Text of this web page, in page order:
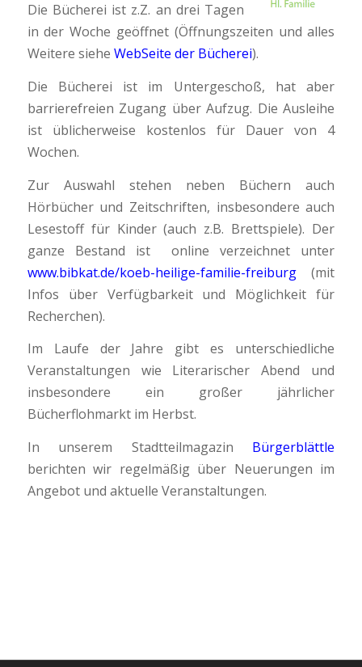
Die Bücherei ist z.Z. an drei Tagen
in der Woche geöffnet (Öffnungszeiten und alles
Weitere siehe WebSeite der Bücherei).
Die Bücherei ist im Untergeschoß, hat aber
barrierefreien Zugang über Aufzug. Die Ausleihe
ist üblicherweise kostenlos für Dauer von 4
Wochen.
Zur Auswahl stehen neben Büchern auch
Hörbücher und Zeitschriften, insbesondere auch
Lesestoff für Kinder (auch z.B. Brettspiele). Der
ganze Bestand ist online verzeichnet unter
www.bibkat.de/koeb-heilige-familie-freiburg(mit
Infos über Verfügbarkeit und Möglichkeit für
Recherchen).
Im Laufe der Jahre gibt es unterschiedliche
Veranstaltungen wie Literarischer Abend und
insbesondere ein großer jährlicher
Bücherflohmarkt im Herbst.
In unserem Stadtteilmagazin Bürgerblättle
berichten wir regelmäßig über Neuerungen im
Angebot und aktuelle Veranstaltungen.